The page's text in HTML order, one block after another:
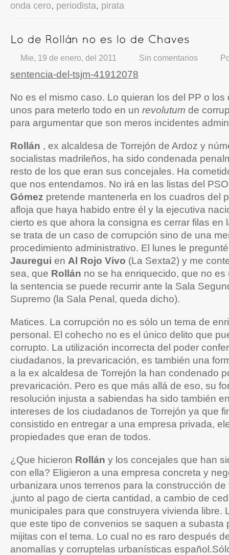
onda cero, periodista, pirata
Mie, 19 de enero, del 2011 Sin comentarios
sentencia-del-tsjm-41912078
No es el mismo caso. Lo quieran los del PP o los
unos para meterlo todo en un revolutum de
para argumentar que son meros incidentes
Rollán , ex alcaldesa de Torrejón de Ardoz y
socialistas madrileños, ha sido condenada
resto de los que eran sus concejales. Ha
que nos entendamos. No irá en las listas del
Gómez pretende mantenerla en los cuadros del
afloja que haya habido entre él y la ejecutiva
cierto es que ahora la consigna es cerrar filas en
se trata de un caso de corrupción sino de una
procedimiento administrativo. El lunes le
Jauregui en Al Rojo Vivo (La Sexta2) y me
sea, que Rollán no se ha enriquecido, que no
la sentencia se puede recurrir ante la Sala
Supremo (la Sala Penal, queda dicho).
Matices. La corrupción no es sólo un tema de
personal. El cohecho no es el único delito que
corrupto. La utilización incorrecta del poder
ciudadanos, la prevaricación, es también una
a la ex alcaldesa de Torrejón la han condenado
prevaricación. Pero es que más allá de eso, su
resolución injusta a sabiendas ha sido también
intereses de los ciudadanos de Torrejón ya que
consistido en entregar a una empresa privada,
propiedades que eran de todos.
¿Que hicieron Rollán y los concejales que han
con ella? Eligieron a una empresa concreta y
urbanizara unos terrenos para la construcción
,junto al pago de cierta cantidad, a cambio de
municipales para que construyera vivienda libre.
que este tipo de convenios se saquen a subasta
mijitas con el tema. Lo cual no es raro después
anomalías y corruptelas urbanísticas